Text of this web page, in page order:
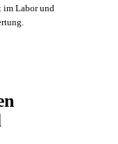
im Labor und